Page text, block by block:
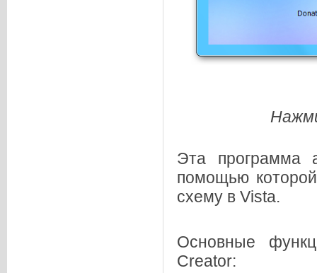
Эта программа
помощью
схему в Vista.
Основные
Creator: